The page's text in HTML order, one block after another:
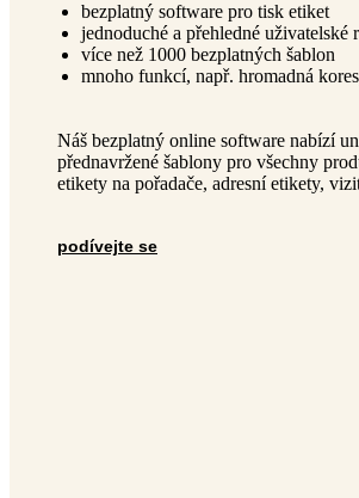
bezplatný software pro tisk etiket
jednoduché a přehledné uživatelské
více než 1000 bezplatných šablon
mnoho funkcí, např. hromadná
Náš bezplatný online software nabízí
přednavržené šablony pro všechny
etikety na pořadače, adresní etikety,
podívejte se